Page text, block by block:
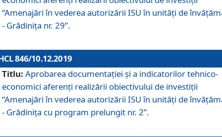
“Amenajări în vederea autorizării ISU în unități de
- Grădinița nr. 29”.
846/10.12.2019
Titlu: Aprobarea documentației și a indicatorilor tehnico-
economici aferenți realizării obiectivului de investiții
“Amenajări în vederea autorizării ISU în unități de
- Grădinița cu program prelungit nr. 2”.